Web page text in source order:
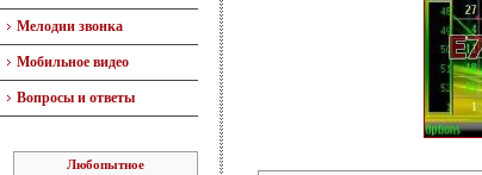
Мелодии звонка
Мобильное видео
Вопросы и ответы
Любопытное